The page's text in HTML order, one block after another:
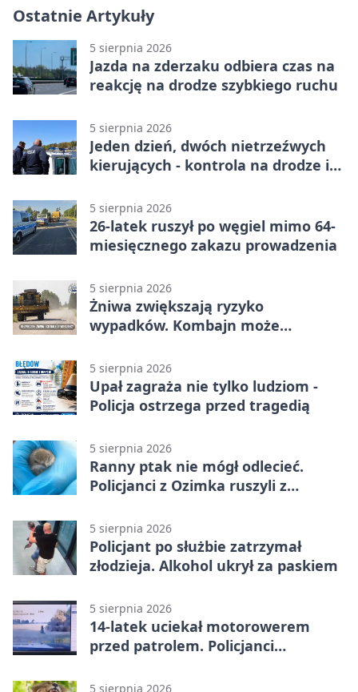
Ostatnie Artykuły
5 sierpnia 2026
Jazda na zderzaku odbiera czas na
reakcję na drodze szybkiego ruchu
5 sierpnia 2026
Jeden dzień, dwóch nietrzeźwych
kierujących - kontrola na drodze i
5 sierpnia 2026
26-latek ruszył po węgiel mimo 64-
miesięcznego zakazu prowadzenia
5 sierpnia 2026
Żniwa zwiększają ryzyko
wypadków. Kombajn może
5 sierpnia 2026
Upał zagraża nie tylko ludziom -
Policja ostrzega przed tragedią
5 sierpnia 2026
Ranny ptak nie mógł odlecieć.
Policjanci z Ozimka ruszyli z
5 sierpnia 2026
Policjant po służbie zatrzymał
złodzieja. Alkohol ukrył za paskiem
5 sierpnia 2026
14-latek uciekał motorowerem
przed patrolem. Policjanci
5 sierpnia 2026